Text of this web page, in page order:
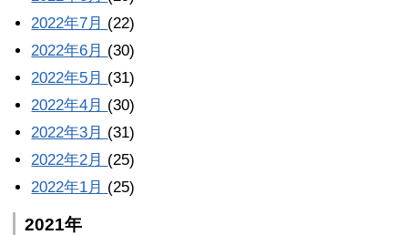
2022年7月 (22)
2022年6月 (30)
2022年5月 (31)
2022年4月 (30)
2022年3月 (31)
2022年2月 (25)
2022年1月 (25)
2021年